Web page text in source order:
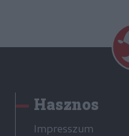
Hasznos
Impresszum